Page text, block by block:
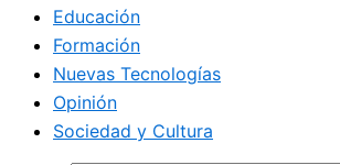
Educación
Formación
Nuevas Tecnologías
Opinión
Sociedad y Cultura